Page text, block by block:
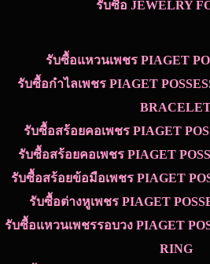
รับซื้อ JEWELRY
รับซื้อแหวนเพชร PIAGET
รับซื้อกำไลเพชร PIAGET
รับซื้อสร้อยคอเพชร PIAGET
รับซื้อสร้อยคอเพชร PIAGET
รับซื้อสร้อยข้อมือเพชร PIAGET
รับซื้อต่างหูเพชร PIAGET
รับซื้อแหวนเพชรรอบวง PIAGET
RING